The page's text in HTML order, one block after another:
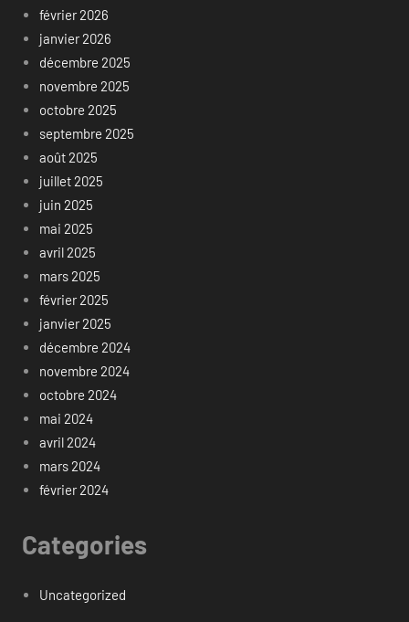
février 2026
janvier 2026
décembre 2025
novembre 2025
octobre 2025
septembre 2025
août 2025
juillet 2025
juin 2025
mai 2025
avril 2025
mars 2025
février 2025
janvier 2025
décembre 2024
novembre 2024
octobre 2024
mai 2024
avril 2024
mars 2024
février 2024
Categories
Uncategorized